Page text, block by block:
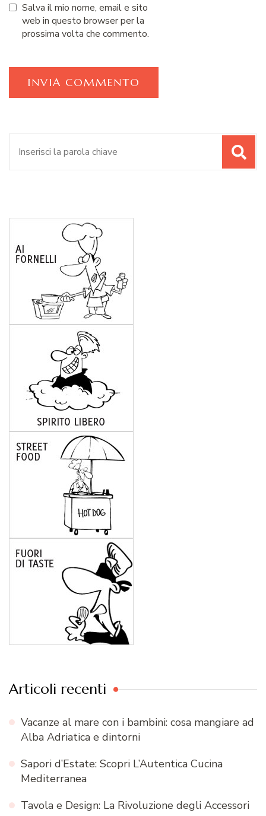
Salva il mio nome, email e sito
web in questo browser per la
prossima volta che commento.
Articoli recenti
Vacanze al mare con i bambini: cosa mangiare ad
Alba Adriatica e dintorni
Sapori d’Estate: Scopri L’Autentica Cucina
Mediterranea
Tavola e Design: La Rivoluzione degli Accessori